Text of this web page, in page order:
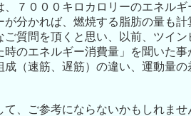
、７０００キロカロリーのエネル
が分かれば、燃焼する脂肪の量も
ご質問を頂くと思い、以前、ツイ
時のエネルギー消費量」を聞いた
成（速筋、遅筋）の違い、運動量
て、ご参考にならないかもしれま